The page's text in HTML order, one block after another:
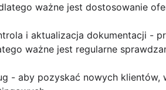
ważne jest dostosowanie
i aktualizacja dokumentacji -
ważne jest regularne
- aby pozyskać nowych